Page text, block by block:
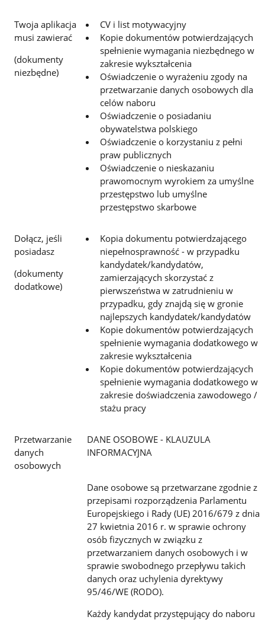
Twoja aplikacja
musi zawierać
(dokumenty
niezbędne)
CV i list motywacyjny
Kopie dokumentów potwierdzających
spełnienie wymagania niezbędnego w
zakresie wykształcenia
Oświadczenie o wyrażeniu zgody na
przetwarzanie danych osobowych dla
celów naboru
Oświadczenie o posiadaniu
obywatelstwa polskiego
Oświadczenie o korzystaniu z pełni
praw publicznych
Oświadczenie o nieskazaniu
prawomocnym wyrokiem za umyślne
przestępstwo lub umyślne
przestępstwo skarbowe
Dołącz, jeśli
posiadasz
(dokumenty
dodatkowe)
Kopia dokumentu potwierdzającego
niepełnosprawność - w przypadku
kandydatek/kandydatów,
zamierzających skorzystać z
pierwszeństwa w zatrudnieniu w
przypadku, gdy znajdą się w gronie
najlepszych kandydatek/kandydatów
Kopie dokumentów potwierdzających
spełnienie wymagania dodatkowego w
zakresie wykształcenia
Kopie dokumentów potwierdzających
spełnienie wymagania dodatkowego w
zakresie doświadczenia zawodowego /
stażu pracy
Przetwarzanie
danych
osobowych
DANE OSOBOWE - KLAUZULA
INFORMACYJNA
Dane osobowe są przetwarzane zgodnie z
przepisami rozporządzenia Parlamentu
Europejskiego i Rady (UE) 2016/679 z dnia
27 kwietnia 2016 r. w sprawie ochrony
osób fizycznych w związku z
przetwarzaniem danych osobowych i w
sprawie swobodnego przepływu takich
danych oraz uchylenia dyrektywy
95/46/WE (RODO).
Każdy kandydat przystępujący do naboru